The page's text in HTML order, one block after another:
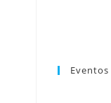
Eventos